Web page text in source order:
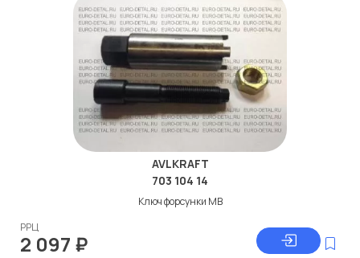
AVLKRAFT
703 104 14
Ключ форсунки МВ
РРЦ
2 097 ₽